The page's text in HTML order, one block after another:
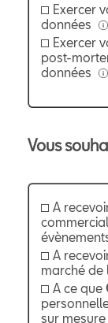
Exercer
données
Exercer
post-
données
Vous
A
A
marché de
A ce que
sur mesure